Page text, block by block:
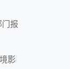
报
影